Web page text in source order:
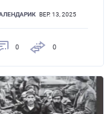
ВЕР. 13, 2025
0 0